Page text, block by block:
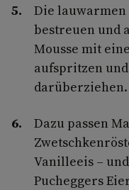
Die lauwarmen
bestreuen und
Mousse mit
aufspritzen
darüberziehen.
Dazu passen
Vanilleeis –
Pucheggers